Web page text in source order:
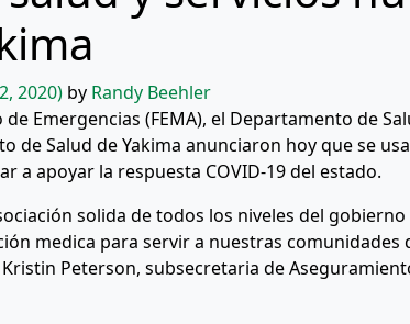
2020) by Randy Beehler
Emergencias (FEMA), el Departamento de
de Salud de Yakima anunciaron hoy que se
a apoyar la respuesta COVID-19 del estado.
solida de todos los niveles del
medica para servir a nuestras comunidades
Kristin Peterson, subsecretaria de